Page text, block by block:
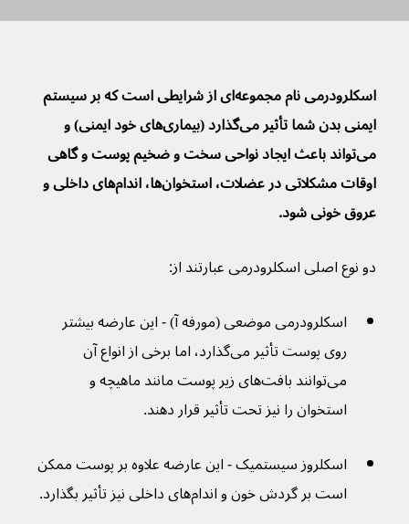
اسکلرودرمی نام مجموعه‌ای از شرایطی است که بر سیستم
ایمنی بدن شما تأثیر می‌گذارد (بیماری‌های خود ایمنی) و
می‌تواند باعث ایجاد نواحی سخت و ضخیم پوست و گاهی
اوقات مشکلاتی در عضلات، استخوان‌ها، اندام‌های داخلی و
عروق خونی شود.
دو نوع اصلی اسکلرودرمی عبارتند از:
اسکلرودرمی موضعی (مورفه آ) - این عارضه بیشتر
روی پوست تأثیر می‌گذارد، اما برخی از انواع آن
می‌توانند بافت‌های زیر پوست مانند ماهیچه و
استخوان را نیز تحت تأثیر قرار دهند.
اسکلروز سیستمیک - این عارضه علاوه بر پوست ممکن
است بر گردش خون و اندام‌های داخلی نیز تأثیر بگذارد.